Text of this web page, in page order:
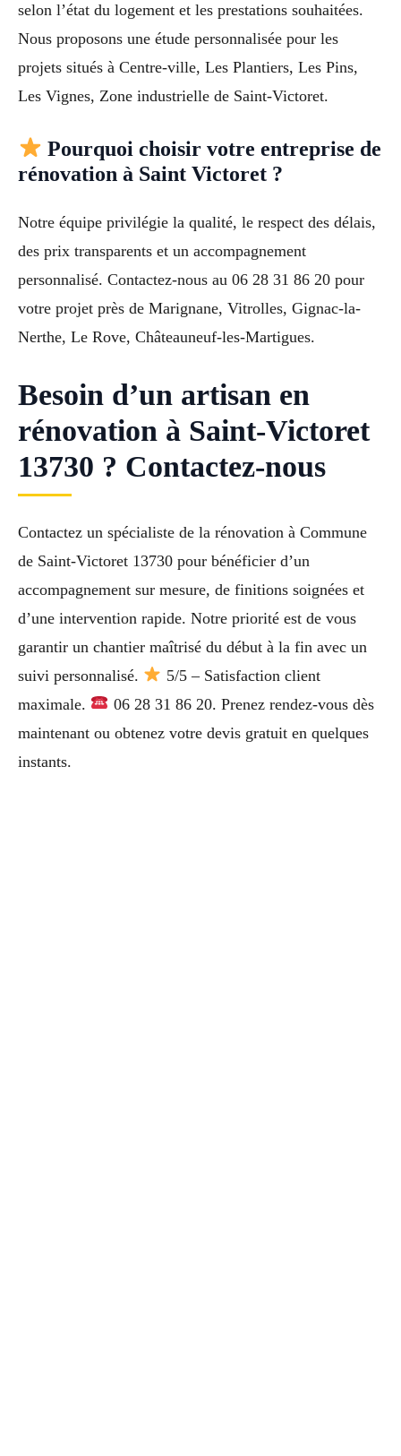
selon l’état du logement et les prestations souhaitées.
Nous proposons une étude personnalisée pour les
projets situés à Centre-ville, Les Plantiers, Les Pins,
Les Vignes, Zone industrielle de Saint-Victoret.
Pourquoi choisir votre entreprise de
rénovation à Saint Victoret ?
Notre équipe privilégie la qualité, le respect des délais,
des prix transparents et un accompagnement
personnalisé. Contactez-nous au 06 28 31 86 20 pour
votre projet près de Marignane, Vitrolles, Gignac-la-
Nerthe, Le Rove, Châteauneuf-les-Martigues.
Besoin d’un artisan en
rénovation à Saint-Victoret
13730 ? Contactez-nous
Contactez un spécialiste de la rénovation à Commune
de Saint-Victoret 13730 pour bénéficier d’un
accompagnement sur mesure, de finitions soignées et
d’une intervention rapide. Notre priorité est de vous
garantir un chantier maîtrisé du début à la fin avec un
suivi personnalisé.
5/5 – Satisfaction client
maximale.
06 28 31 86 20. Prenez rendez-vous dès
maintenant ou obtenez votre devis gratuit en quelques
instants.